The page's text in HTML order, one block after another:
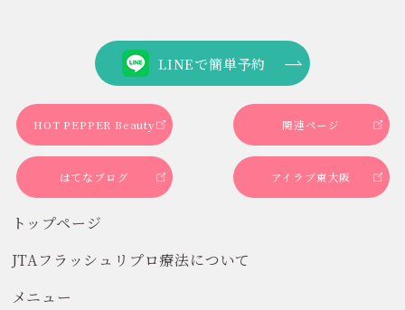
LINEで簡単予約
HOT PEPPER Beauty 関連ページ
はてなブログ アイラブ東大阪
トップページ
JTAフラッシュリプロ療法について
メニュー